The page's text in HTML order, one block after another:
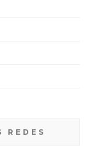
REDES